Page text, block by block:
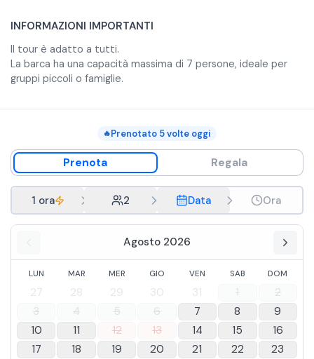
INFORMAZIONI IMPORTANTI
Il tour è adatto a tutti.
La barca ha una capacità massima di 7 persone, ideale per
gruppi piccoli o famiglie.
🔥Prenotato 5volte oggi
Prenota Regala
1 ora 2 Data Ora
Agosto 2026
LUN MAR MER GIO VEN SAB DOM
27 28 29 30 31 1
2
3
4 5 6 7 8
9
10
11 12 13 14 15
16
17
18 19 20 21 22
23